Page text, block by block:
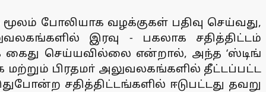
போலியாக வழக்குகள் பதிவு செய்வது,
இரவு - பகலாக சதித்திட்டம்
கைது செய்யவில்லை என்றால், அந்த ‘ஸ்டிங்
மற்றும் பிரதமா் அலுவலகங்களில் தீட்டப்பட்ட
சதித்திட்டங்களில் ஈடுபட்டது தவறு